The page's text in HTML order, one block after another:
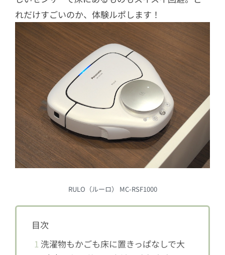
れだけすごいのか、体験ルポします！
RULO（ルーロ） MC-RSF1000
目次
1 洗濯物もかごも床に置きっぱなしで大